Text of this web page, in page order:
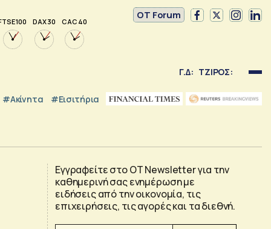
100 DAX 30 CAC 40
OT Forum
Γ.Δ: ΤΖΙΡΟΣ:
#Ακίνητα #εισιτήρια
Εγγραφείτε στο OT Newsletter για την
καθημερινή σας ενημέρωση με
ειδήσεις από την οικονομία, τις
επιχειρήσεις, τις αγορές και τα διεθνή.